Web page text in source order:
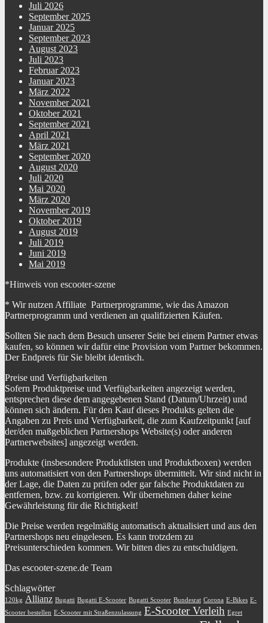
Juli 2026
September 2025
Januar 2025
September 2023
August 2023
Juli 2023
Februar 2023
Januar 2023
März 2022
November 2021
Oktober 2021
September 2021
April 2021
März 2021
September 2020
August 2020
Juli 2020
Mai 2020
März 2020
November 2019
Oktober 2019
August 2019
Juli 2019
Juni 2019
Mai 2019
*Hinweis von escooter-szene
* Wir nutzen Affiliate Partnerprogramme, wie das Amazon
Partnerprogramm und verdienen an qualifizierten Käufen.
Sollten Sie nach dem Besuch unserer Seite bei einem Partner etwas
kaufen, so können wir dafür eine Provision vom Partner bekommen.
Der Endpreis für Sie bleibt identisch.
Preise und Verfügbarkeiten
Sofern Produktpreise und Verfügbarkeiten angezeigt werden,
entsprechen diese dem angegebenen Stand (Datum/Uhrzeit) und
können sich ändern. Für den Kauf dieses Produkts gelten die
Angaben zu Preis und Verfügbarkeit, die zum Kaufzeitpunkt [auf
der/den maßgeblichen Partnershops Website(s) oder anderen
Partnerwebsites] angezeigt werden.
Produkte (insbesondere Produktlisten und Produktboxen) werden
uns automatisiert von den Partnershops übermittelt. Wir sind nicht in
der Lage, die Daten zu prüfen oder gar falsche Produktdaten zu
entfernen, bzw. zu korrigieren. Wir übernehmen daher keine
Gewährleistung für die Richtigkeit!
Die Preise werden regelmäßig automatisch aktualisiert und aus den
Partnershops neu eingelesen. Es kann trotzdem zu
Preisunterschieden kommen. Wir bitten dies zu entschuldigen.
Das escooter-szene.de Team
Schlagwörter
120kg Allianz Bugatti Bugatti E-Scooter Bugatti Scooter Bundesrat Corona E-Bikes E-
Scooter bestellen E-Scooter mit Straßenzulassung E-Scooter Verleih Egret